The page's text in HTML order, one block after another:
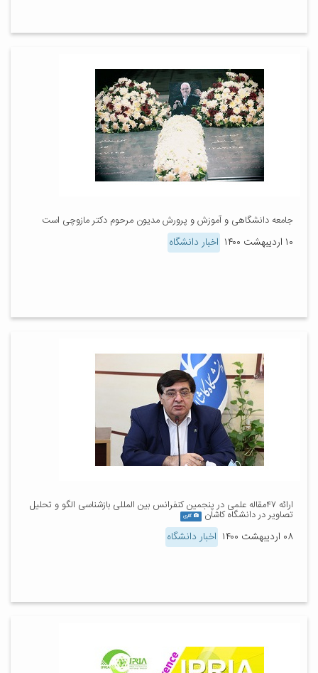
جامعه دانشگاهی و آموزش و پرورش مدیون مرحوم دکتر مازوچی است
۱۰ اردیبهشت ۱۴۰۰ اخبار دانشگاه
ارائه ۴۷مقاله علمی در پنجمین کنفرانس بین المللی بازشناسی الگو و تحلیل
تصاویر در دانشگاه کاشان گالری
۰۸ اردیبهشت ۱۴۰۰ اخبار دانشگاه